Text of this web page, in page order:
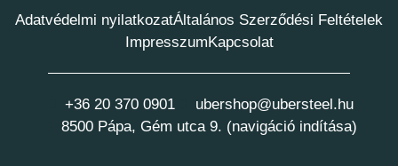
Adatvédelmi nyilatkozatÁltalános Szerződési Feltételek
ImpresszumKapcsolat
+36 20 370 0901
ubershop@ubersteel.hu
8500 Pápa, Gém utca 9. (navigáció indítása)